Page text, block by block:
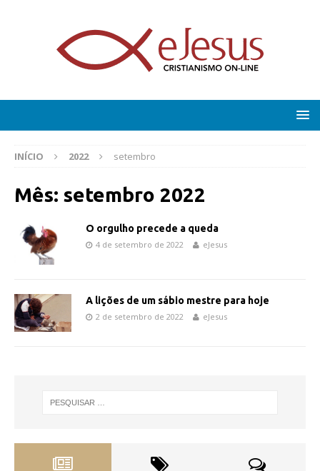
INÍCIO 2022 setembro
Mês: setembro 2022
O orgulho precede a queda
4 de setembro de 2022 eJesus
A lições de um sábio mestre para hoje
2 de setembro de 2022 eJesus